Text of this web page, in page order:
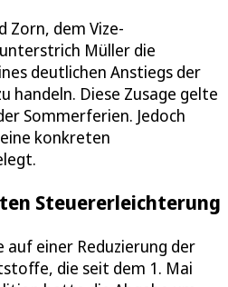
Zorn, dem Vize-
Müller die
deutlichen Anstiegs der
handeln. Diese Zusage gelte
Sommerferien. Jedoch
konkreten
Steuererleichterung
auf einer Reduzierung der
die seit dem 1. Mai